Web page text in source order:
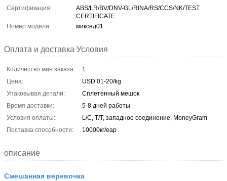
Сертификация:
ABS/LR/BV/DNV-GL/RINA/RS/CCS/NK/TEST
CERTIFICATE
Номер модели:
миксед01
Оплата и доставка Условия
Количество мин заказа:
1
Цена:
USD 01-20/kg
Упаковывая детали:
Сплетенный мешок
Время доставки:
5-8 дней работы
Условия оплаты:
L/C, T/T, западное соединение, MoneyGram
Поставка способности:
10000кг/еар
описание
Смешанная веревочка